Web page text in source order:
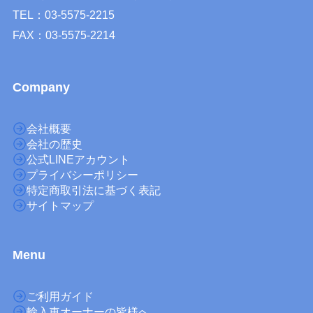
TEL：03-5575-2215
FAX：03-5575-2214
Company
会社概要
会社の歴史
公式LINEアカウント
プライバシーポリシー
特定商取引法に基づく表記
サイトマップ
Menu
ご利用ガイド